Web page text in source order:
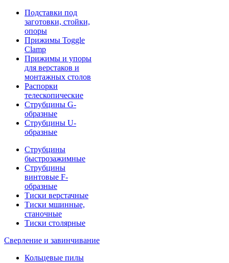
Подставки под
заготовки, стойки,
опоры
Прижимы Toggle
Clamp
Прижимы и упоры
для верстаков и
монтажных столов
Распорки
телескопические
Струбцины G-
образные
Струбцины U-
образные
Струбцины
быстрозажимные
Струбцины
винтовые F-
образные
Тиски верстачные
Тиски мшинные,
станочные
Тиски столярные
Сверление и завинчивание
Кольцевые пилы